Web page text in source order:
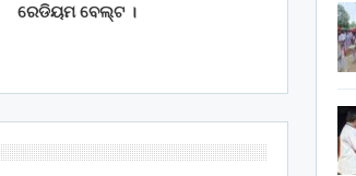
ରେଡିୟମ ବେଲ୍ଟ ।